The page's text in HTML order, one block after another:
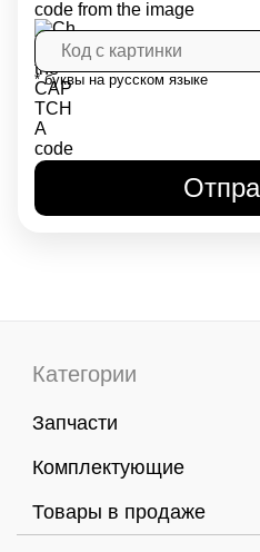
* буквы на русском языке
Категории
Запчасти
Комплектующие
Товары в продаже